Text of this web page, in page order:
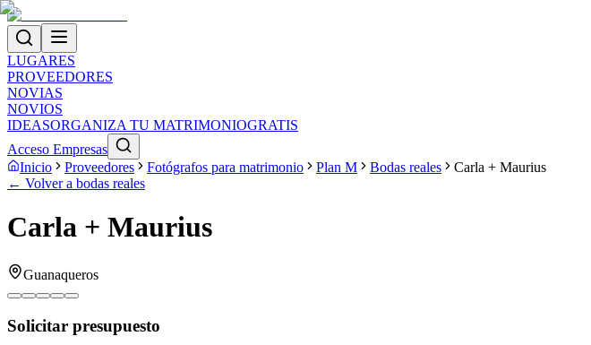
LUGARES
PROVEEDORES
NOVIAS
NOVIOS
IDEASORGANIZA TU MATRIMONIOGRATIS
Acceso Empresas
Inicio
Proveedores Fotógrafos para matrimonio Plan M Bodas reales
Carla + Maurius
← Volver a bodas reales
Carla + Maurius
Guanaqueros
Solicitar presupuesto